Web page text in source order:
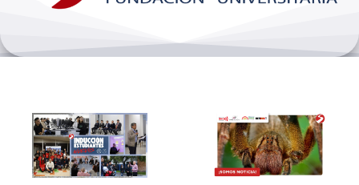
Investigación
Extension y desarrollo